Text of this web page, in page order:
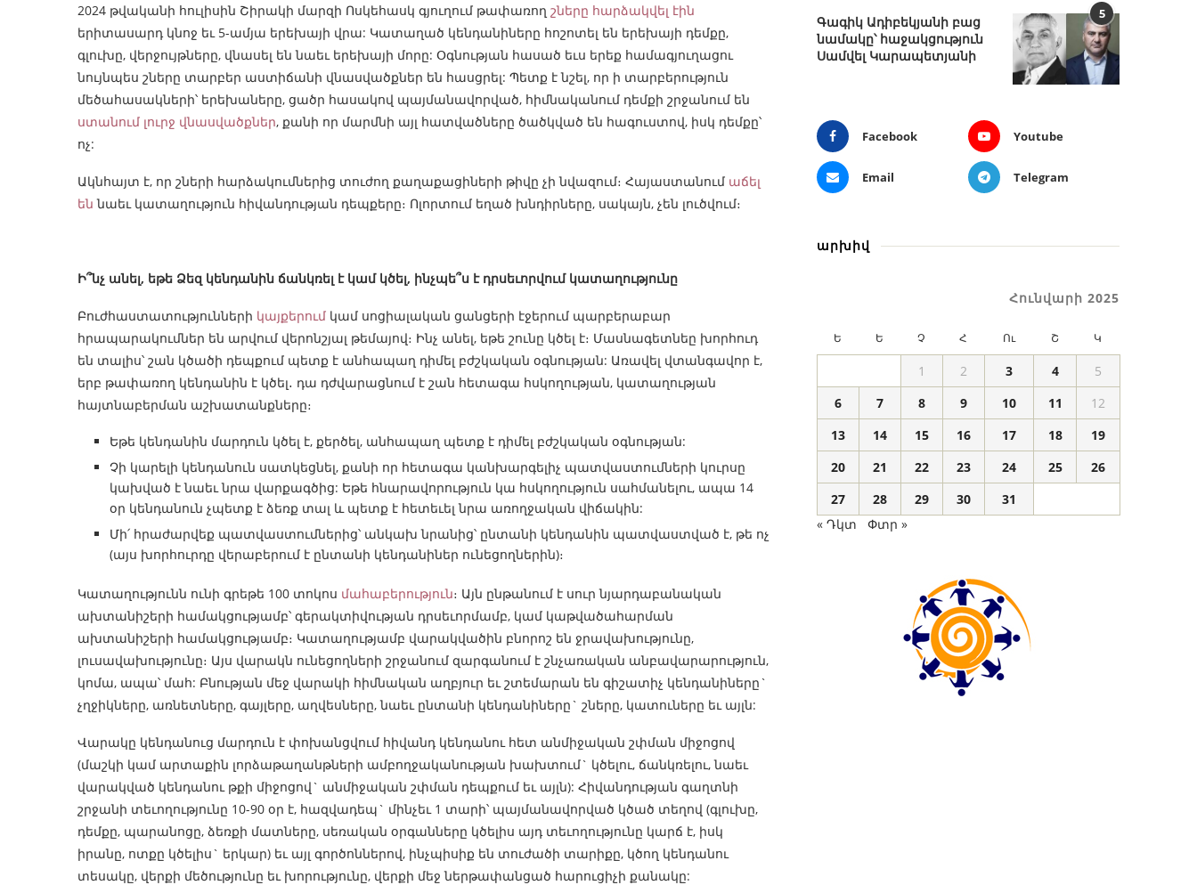
2024 թվականի հուլիսին Շիրակի մարզի Ոսկեհասկ գյուղում թափառող շները հարձակվել էին
երիտասարդ կնոջ եւ 5-ամյա երեխայի վրա: Կատաղած կենդանիները հոշոտել են երեխայի դեմքը,
գլուխը, վերջույթները, վնասել են նաեւ երեխայի մորը: Օգնության հասած եւս երեք համագյուղացու
նույնպես շները տարբեր աստիճանի վնասվածքներ են հասցրել: Պետք է նշել, որ ի տարբերություն
մեծահասակների՝ երեխաները, ցածր հասակով պայմանավորված, հիմնականում դեմքի շրջանում են
ստանում լուրջ վնասվածքներ, քանի որ մարմնի այլ հատվածները ծածկված են հագուստով, իսկ դեմքը՝
ոչ:
Ակնհայտ է, որ շների հարձակումներից տուժող քաղաքացիների թիվը չի նվազում։ Հայաստանում աճել
են նաեւ կատաղություն հիվանդության դեպքերը։ Ոլորտում եղած խնդիրները, սակայն, չեն լուծվում։
Ի՞նչ անել, եթե Ձեզ կենդանին ճանկռել է կամ կծել, ինչպե՞ս է դրսեւորվում կատաղությունը
Բուժհաստատությունների կայքերում կամ սոցիալական ցանցերի էջերում պարբերաբար
հրապարակումներ են արվում վերոնշյալ թեմայով։ Ինչ անել, եթե շունը կծել է։ Մասնագետնեը խորհուդ
են տալիս՝ շան կծածի դեպքում պետք է անհապաղ դիմել բժշկական օգնության: Առավել վտանգավոր է,
երբ թափառող կենդանին է կծել․ դա դժվարացնում է շան հետագա հսկողության, կատաղության
հայտնաբերման աշխատանքները։
Եթե կենդանին մարդուն կծել է, քերծել, անհապաղ պետք է դիմել բժշկական օգնության:
Չի կարելի կենդանուն սատկեցնել, քանի որ հետագա կանխարգելիչ պատվաստումների կուրսը
կախված է նաեւ նրա վարքագծից: Եթե հնարավորություն կա հսկողություն սահմանելու, ապա 14
օր կենդանուն չպետք է ձեռք տալ և պետք է հետեւել նրա առողջական վիճակին:
Մի՛ հրաժարվեք պատվաստումներից՝ անկախ նրանից՝ ընտանի կենդանին պատվաստված է, թե ոչ
(այս խորհուրդը վերաբերում է ընտանի կենդանիներ ունեցողներին)։
Կատաղությունն ունի գրեթե 100 տոկոս մահաբերություն։ Այն ընթանում է սուր նյարդաբանական
ախտանիշերի համակցությամբ՝ գերակտիվության դրսեւորմամբ, կամ կաթվածահարման
ախտանիշերի համակցությամբ։ Կատաղությամբ վարակվածին բնորոշ են ջրավախությունը,
լուսավախությունը։ Այս վարակն ունեցողների շրջանում զարգանում է շնչառական անբավարարություն,
կոմա, ապա՝ մահ: Բնության մեջ վարակի հիմնական աղբյուր եւ շտեմարան են գիշատիչ կենդանիները`
չղջիկները, առնետները, գայլերը, աղվեսները, նաեւ ընտանի կենդանիները` շները, կատուները եւ այլն:
Վարակը կենդանուց մարդուն է փոխանցվում հիվանդ կենդանու հետ անմիջական շփման միջոցով
(մաշկի կամ արտաքին լորձաթաղանթների ամբողջականության խախտում` կծելու, ճանկռելու, նաեւ
վարակված կենդանու թքի միջոցով` անմիջական շփման դեպքում եւ այլն): Հիվանդության գաղտնի
շրջանի տեւողությունը 10-90 օր է, հազվադեպ` մինչեւ 1 տարի՝ պայմանավորված կծած տեղով (գլուխը,
դեմքը, պարանոցը, ձեռքի մատները, սեռական օրգանները կծելիս այդ տեւողությունը կարճ է, իսկ
իրանը, ոտքը կծելիս` երկար) եւ այլ գործոններով, ինչպիսիք են տուժածի տարիքը, կծող կենդանու
տեսակը, վերքի մեծությունը եւ խորությունը, վերքի մեջ ներթափանցած հարուցիչի քանակը:
5
Գագիկ Ադիբեկյանի բաց
նամակը՝ հաջակցություն
Սամվել Կարապետյանի
Facebook Youtube
Email Telegram
արխիվ
Հունվարի 2025
Ե Ե Չ Հ Ու Շ Կ
1 2 3 4
5
6
7 8 9 10 11
12
13
14 15 16 17 18
19
20
21 22 23 24 25
26
27
28 29 30
31
« Դկտ
Փտր »